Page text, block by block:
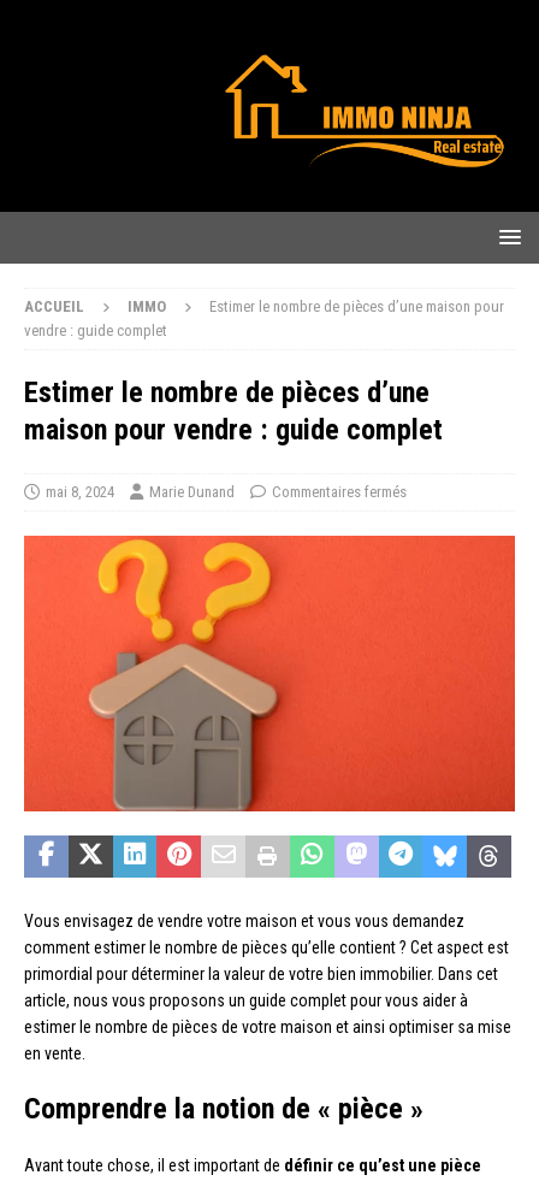
ACCUEIL IMMO
Estimer le nombre de pièces d’une maison pour
vendre : guide complet
Estimer le nombre de pièces d’une
maison pour vendre : guide complet
mai 8, 2024 Marie Dunand Commentaires fermés
Vous envisagez de vendre votre maison et vous vous demandez
comment estimer le nombre de pièces qu’elle contient ? Cet aspect est
primordial pour déterminer la valeur de votre bien immobilier. Dans cet
article, nous vous proposons un guide complet pour vous aider à
estimer le nombre de pièces de votre maison et ainsi optimiser sa mise
en vente.
Comprendre la notion de « pièce »
Avant toute chose, il est important de définir ce qu’est une pièce